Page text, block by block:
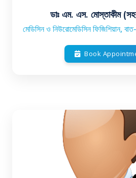
ডাঃ এম. এস. মোস্তাকীম
মেডিসিন ও নিউরোমেডিসিন ফিজিশিয়ান,
Book